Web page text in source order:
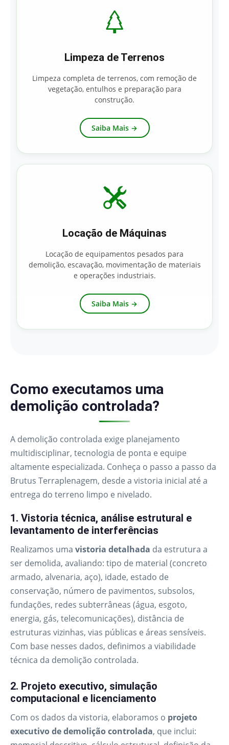
Limpeza de Terrenos
Limpeza completa de terrenos, com remoção de
vegetação, entulhos e preparação para
construção.
Saiba Mais →
Locação de Máquinas
Locação de equipamentos pesados para
demolição, escavação, movimentação de materiais
e operações industriais.
Saiba Mais →
Como executamos uma
demolição controlada?
A demolição controlada exige planejamento
multidisciplinar, tecnologia de ponta e equipe
altamente especializada. Conheça o passo a passo da
Brutus Terraplenagem, desde a vistoria inicial até a
entrega do terreno limpo e nivelado.
1. Vistoria técnica, análise estrutural e
levantamento de interferências
Realizamos uma vistoria detalhada da estrutura a
ser demolida, avaliando: tipo de material (concreto
armado, alvenaria, aço), idade, estado de
conservação, número de pavimentos, subsolos,
fundações, redes subterrâneas (água, esgoto,
energia, gás, telecomunicações), distância de
estruturas vizinhas, vias públicas e áreas sensíveis.
Com base nesses dados, definimos a viabilidade
técnica da demolição controlada.
2. Projeto executivo, simulação
computacional e licenciamento
Com os dados da vistoria, elaboramos o projeto
executivo de demolição controlada, que inclui: